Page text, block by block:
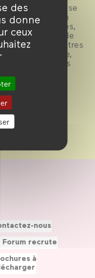
des
donne
ceux
primaire, il ne se
simple fonction
symboliques,
l’acte de
dans des registres
au fantastique,
depuis nos
nos rituels de
nous
Forum recrute
à